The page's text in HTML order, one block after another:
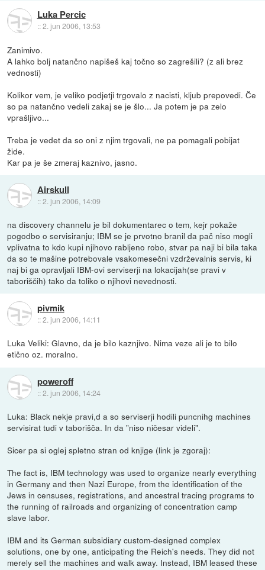
Luka Percic
::2. jun 2006, 13:53
Zanimivo.
A lahko bolj natančno napišeš kaj točno so zagrešili? (z ali brez
vednosti)
Kolikor vem, je veliko podjetji trgovalo z nacisti, kljub prepovedi. Če
so pa natančno vedeli zakaj se je šlo... Ja potem je pa zelo
vprašljivo...
Treba je vedet da so oni z njim trgovali, ne pa pomagali pobijat
žide.
Kar pa je še zmeraj kaznivo, jasno.
Airskull
::2. jun 2006, 14:09
na discovery channelu je bil dokumentarec o tem, kejr pokaže
pogodbo o servisiranju; IBM se je prvotno branil da pač niso mogli
vplivatna to kdo kupi njihovo rabljeno robo, stvar pa naji bi bila taka
da so te mašine potrebovale vsakomesečni vzdrževalnis servis, ki
naj bi ga opravljali IBM-ovi serviserji na lokacijah(se pravi v
taboriščih) tako da toliko o njihovi nevednosti.
pivmik
::2. jun 2006, 14:11
Luka Veliki: Glavno, da je bilo kaznjivo. Nima veze ali je to bilo
etično oz. moralno.
poweroff
::2. jun 2006, 14:24
Luka: Black nekje pravi,d a so serviserji hodili puncnihg machines
servisirat tudi v taborišča. In da "niso ničesar videli".
Sicer pa si oglej spletno stran od knjige (link je zgoraj):
The fact is, IBM technology was used to organize nearly everything
in Germany and then Nazi Europe, from the identification of the
Jews in censuses, registrations, and ancestral tracing programs to
the running of railroads and organizing of concentration camp
slave labor.
IBM and its German subsidiary custom-designed complex
solutions, one by one, anticipating the Reich's needs. They did not
merely sell the machines and walk away. Instead, IBM leased these